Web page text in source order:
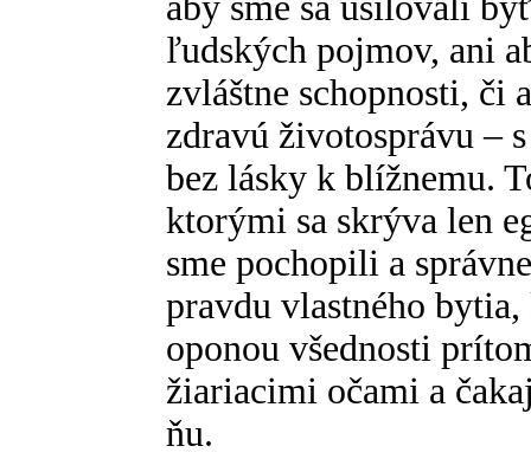
ľudských pojmov, ani
zvláštne schopnosti, či
zdravú životosprávu –
bez lásky k blížnemu.
ktorými sa skrýva len
sme pochopili a
pravdu vlastného
oponou všednosti
žiariacimi očami a
ňu.